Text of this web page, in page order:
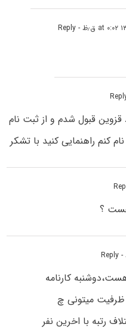
- Reply
آزاد قزوین قبول شدم و از ثبت نام
کنم راهنمایی کنید با تشکر
؟
- Reply
کارنامه
میتونی چ
رتبه با اخرین نفر